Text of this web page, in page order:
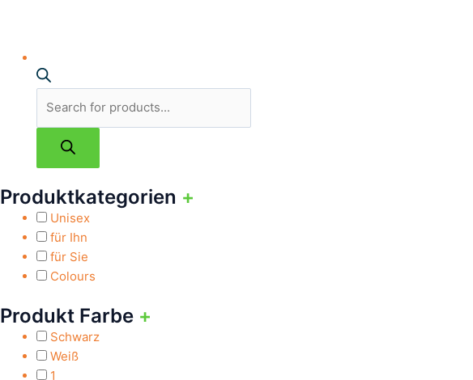
Produktkategorien +
Unisex
für Ihn
für Sie
Colours
Produkt Farbe +
Schwarz
Weiß
1